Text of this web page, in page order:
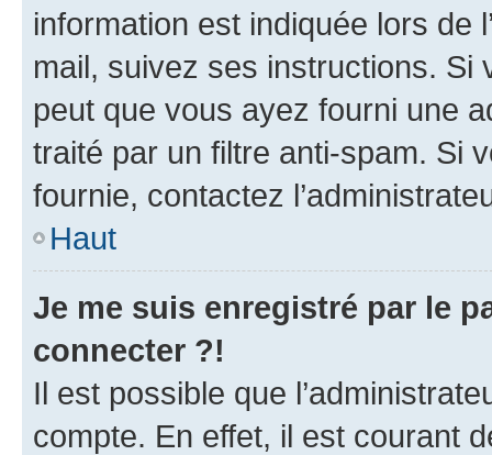
information est indiquée lors de
mail, suivez ses instructions. Si
peut que vous ayez fourni une
traité par un filtre anti-spam. Si
fournie, contactez
Haut
Je me suis enregistré par le
connecter ?!
Il est possible que
compte. En effet, il est courant